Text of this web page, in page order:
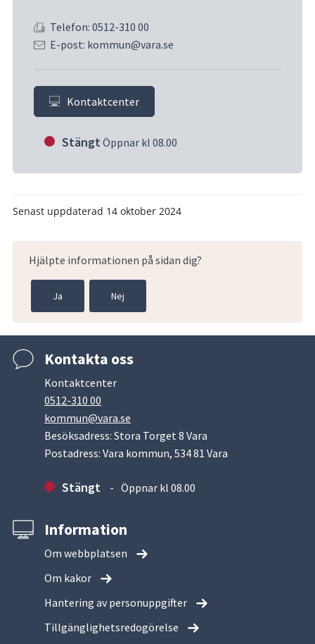
Telefon: 0512-310 00
E-post: kommun@vara.se
Kontaktcenter
Stängt Öppnar kl 08.00
Senast uppdaterad 14 oktober 2024
Hjälpte informationen på sidan dig?
Ja Nej
Kontakta oss
Kontaktcenter
0512-310 00
kommun@vara.se
Besöksadress: Stora Torget 8 Vara
Postadress: Vara kommun, 534 81 Vara
Stängt Öppnar kl 08.00
Information
Om webbplatsen
Om kakor
Hantering av personuppgifter
Tillgänglighetsredogörelse